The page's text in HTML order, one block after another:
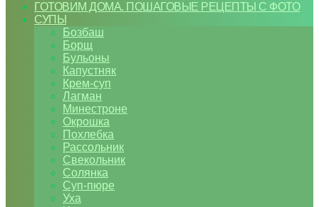
ГОТОВИМ ДОМА. ПОШАГОВЫЕ РЕЦЕПТЫ С ФОТО
СУПЫ
Бозбаш
Борщ
Бульоны
Капустняк
Крем-суп
Лагман
Минестроне
Окрошка
Похлебка
Рассольник
Свекольник
Солянка
Суп-пюре
Уха